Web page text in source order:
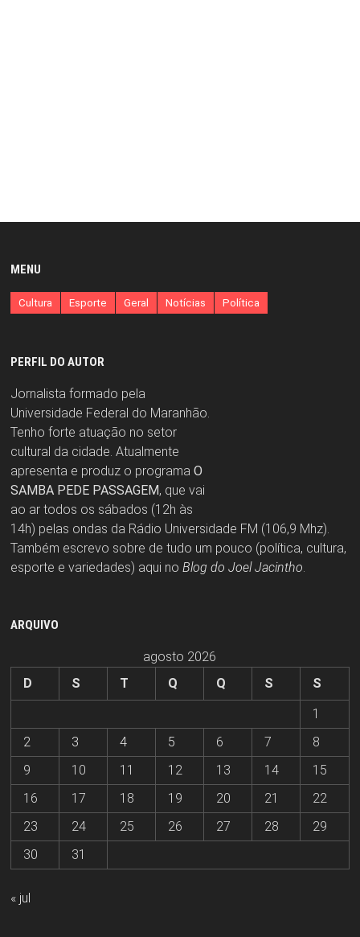
MENU
Cultura Esporte Geral Notícias Política
PERFIL DO AUTOR
Jornalista formado pela
Universidade Federal do Maranhão.
Tenho forte atuação no setor
cultural da cidade. Atualmente
apresenta e produz o programa O
SAMBA PEDE PASSAGEM, que vai
ao ar todos os sábados (12h às
14h) pelas ondas da Rádio Universidade FM (106,9 Mhz).
Também escrevo sobre de tudo um pouco (política, cultura,
esporte e variedades) aqui no Blog do Joel Jacintho
ARQUIVO
agosto 2026
D
S T Q Q S
S
1
2
3 4 5 6 7
8
9
10 11 12 13 14
15
16
17 18 19 20 21
22
23
24 25 26 27 28
29
30
31
« jul